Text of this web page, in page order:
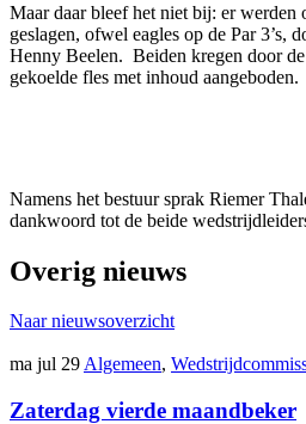
Maar daar bleef het niet bij: er werden
geslagen, ofwel eagles op de Par 3’s,
Henny Beelen. Beiden kregen door
gekoelde fles met inhoud aangeboden.
Namens het bestuur sprak Riemer
dankwoord tot de beide
Overig nieuws
Naar nieuwsoverzicht
ma jul 29Algemeen,
Zaterdag vierde maandbeker